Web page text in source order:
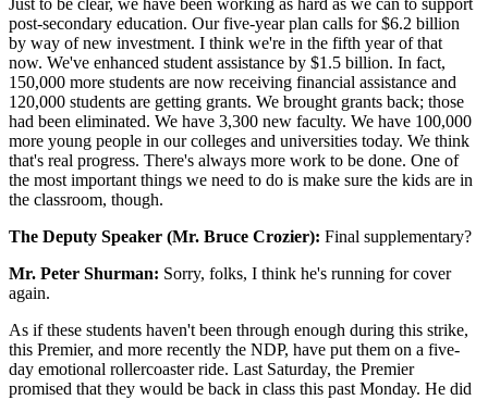
post-secondary education. Our five-year plan calls for $6.2 billion
by way of new investment. I think we're in the fifth year of that
now. We've enhanced student assistance by $1.5 billion. In fact,
150,000 more students are now receiving financial assistance and
120,000 students are getting grants. We brought grants back; those
had been eliminated. We have 3,300 new faculty. We have 100,000
more young people in our colleges and universities today. We think
that's real progress. There's always more work to be done. One of
the most important things we need to do is make sure the kids are in
the classroom, though.
The Deputy Speaker (Mr. Bruce Crozier): Final supplementary?
Mr. Peter Shurman: Sorry, folks, I think he's running for cover
again.
As if these students haven't been through enough during this strike,
this Premier, and more recently the NDP, have put them on a five-
day emotional rollercoaster ride. Last Saturday, the Premier
promised that they would be back in class this past Monday. He did